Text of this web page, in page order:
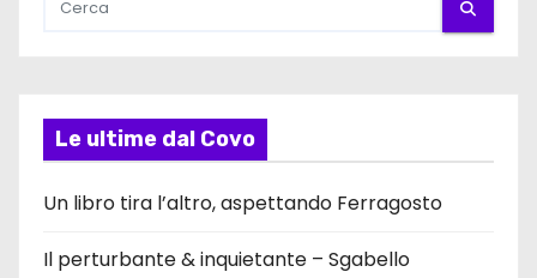
Le ultime dal Covo
Un libro tira l’altro, aspettando Ferragosto
Il perturbante & inquietante – Sgabello